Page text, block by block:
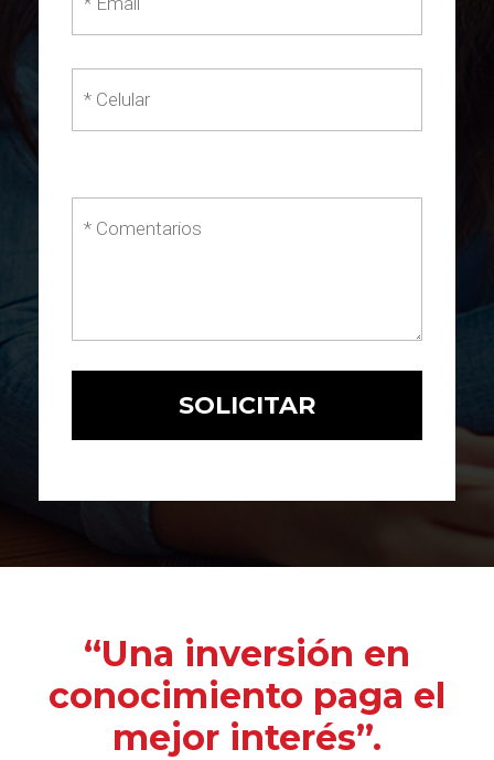
“Una inversión en
conocimiento paga el
mejor interés”.